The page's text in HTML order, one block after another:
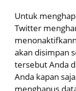
Untuk
Twitter
akan disimpan
tersebut Anda
Anda kapan